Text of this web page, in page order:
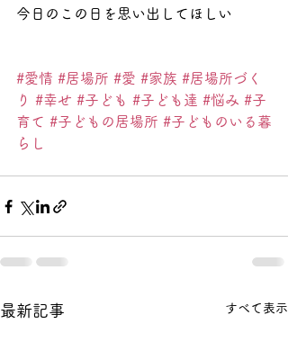
今日のこの日を思い出してほしい
#愛情 #居場所 #愛 #家族 #居場所づく
り #幸せ #子ども #子ども達 #悩み #子
育て #子どもの居場所 #子どものいる暮
らし
最新記事 すべて表示